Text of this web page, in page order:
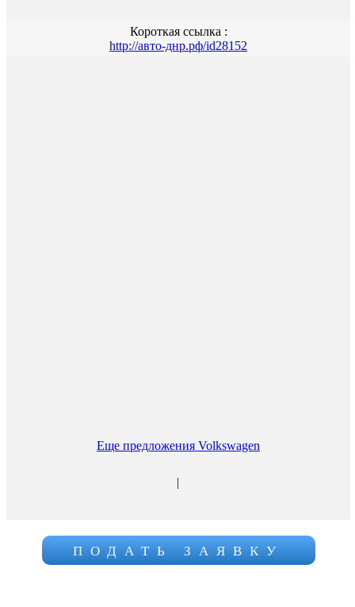
Короткая ссылка :
http://авто-днр.рф/id28152
Еще предложения Volkswagen
|
ПОДАТЬ ЗАЯВКУ